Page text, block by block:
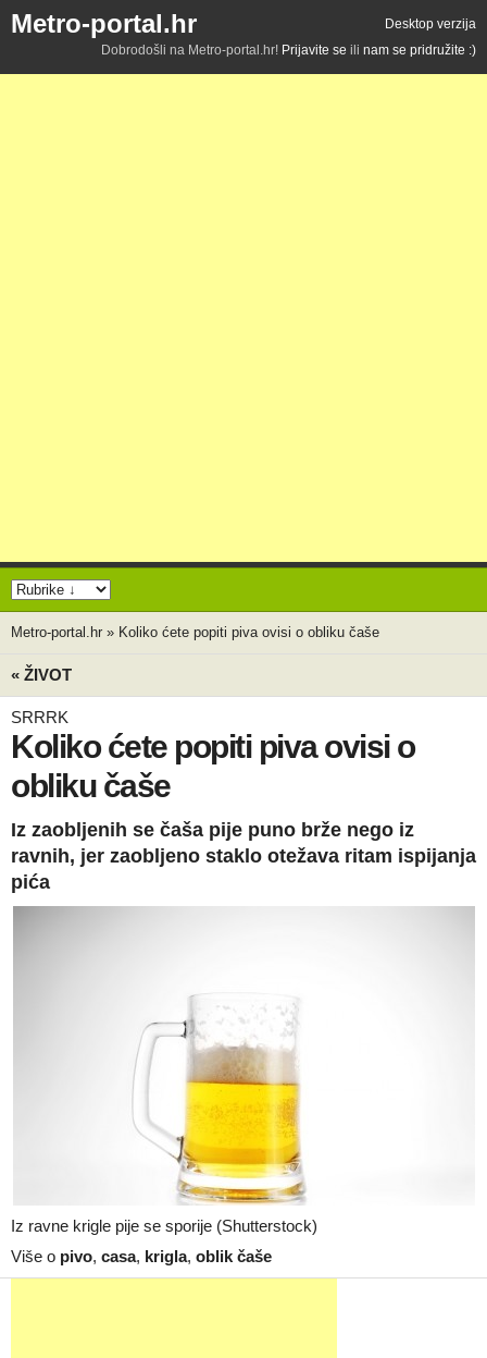
Metro-portal.hr
Desktop verzija
Dobrodošli na Metro-portal.hr! Prijavite se ili nam se pridružite :)
Metro-portal.hr » Koliko ćete popiti piva ovisi o obliku čaše
« ŽIVOT
SRRRK
Koliko ćete popiti piva ovisi o
obliku čaše
Iz zaobljenih se čaša pije puno brže nego iz
ravnih, jer zaobljeno staklo otežava ritam ispijanja
pića
Iz ravne krigle pije se sporije (Shutterstock)
Više o pivo, casa, krigla, oblik čaše